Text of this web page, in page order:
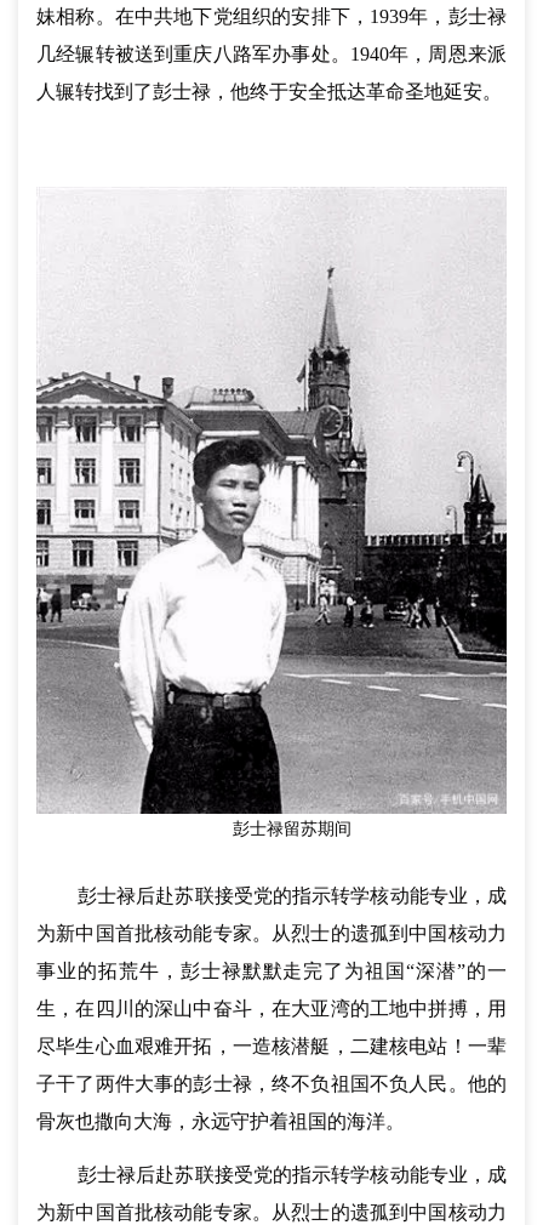
妹相称。在中共地下党组织的安排下，1939年，彭士禄
几经辗转被送到重庆八路军办事处。1940年，周恩来派
人辗转找到了彭士禄，他终于安全抵达革命圣地延安。
彭士禄留苏期间
彭士禄后赴苏联接受党的指示转学核动能专业，成
为新中国首批核动能专家。从烈士的遗孤到中国核动力
事业的拓荒牛，彭士禄默默走完了为祖国“深潜”的一
生，在四川的深山中奋斗，在大亚湾的工地中拼搏，用
尽毕生心血艰难开拓，一造核潜艇，二建核电站！一辈
子干了两件大事的彭士禄，终不负祖国不负人民。他的
骨灰也撒向大海，永远守护着祖国的海洋。
彭士禄后赴苏联接受党的指示转学核动能专业，成
为新中国首批核动能专家。从烈士的遗孤到中国核动力